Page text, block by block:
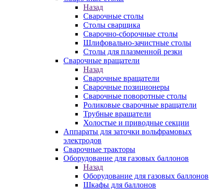
Назад
Сварочные столы
Столы сварщика
Сварочно-сборочные столы
Шлифовально-зачистные столы
Столы для плазменной резки
Сварочные вращатели
Назад
Сварочные вращатели
Сварочные позиционеры
Сварочные поворотные столы
Роликовые сварочные вращатели
Трубные вращатели
Холостые и приводные секции
Аппараты для заточки вольфрамовых
электродов
Сварочные тракторы
Оборудование для газовых баллонов
Назад
Оборудование для газовых баллонов
Шкафы для баллонов